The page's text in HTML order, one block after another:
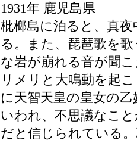
1931年 鹿児島県
枇榔島に泊ると、真
る。また、琵琶歌を
な岩が崩れる音が聞
リメリと大鳴動を起
に天智天皇の皇女の
いわれ、不思議なこ
だと信じられている